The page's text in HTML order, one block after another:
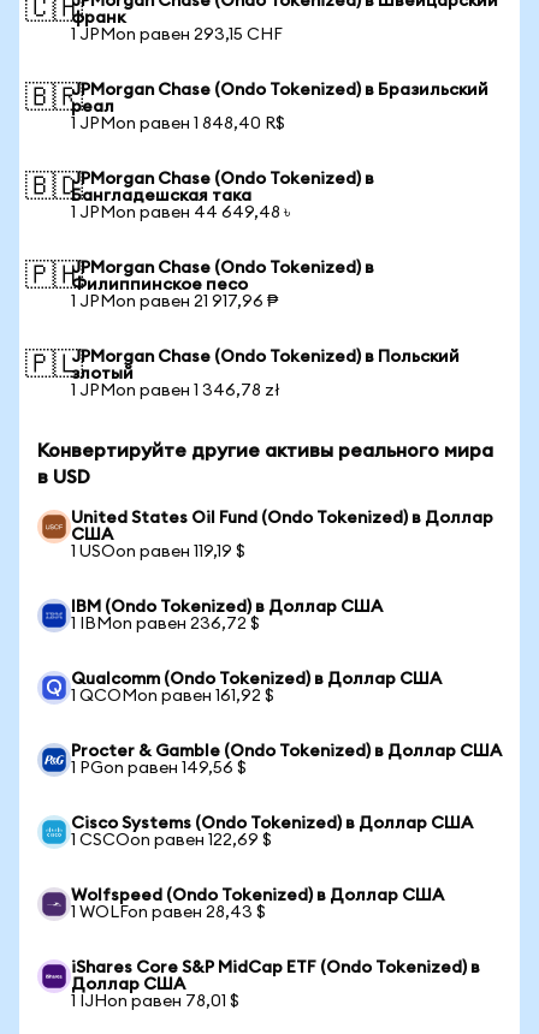
🇨🇭франк
1 JPMon равен 293,15 CHF
🇧🇷JPMorgan Chase (Ondo Tokenized) в Бразильский
реал
1 JPMon равен 1 848,40 R$
🇧🇩JPMorgan Chase (Ondo Tokenized) в
Бангладешская така
1 JPMon равен 44 649,48 ৳
🇵🇭JPMorgan Chase (Ondo Tokenized) в
Филиппинское песо
1 JPMon равен 21 917,96 ₱
🇵🇱JPMorgan Chase (Ondo Tokenized) в Польский
злотый
1 JPMon равен 1 346,78 zł
Конвертируйте другие активы реального мира
в USD
United States Oil Fund (Ondo Tokenized) в Доллар
США
1 USOon равен 119,19 $
IBM (Ondo Tokenized) в Доллар США
1 IBMon равен 236,72 $
Qualcomm (Ondo Tokenized) в Доллар США
1 QCOMon равен 161,92 $
Procter & Gamble (Ondo Tokenized) в Доллар США
1 PGon равен 149,56 $
Cisco Systems (Ondo Tokenized) в Доллар США
1 CSCOon равен 122,69 $
Wolfspeed (Ondo Tokenized) в Доллар США
1 WOLFon равен 28,43 $
iShares Core S&P MidCap ETF (Ondo Tokenized) в
Доллар США
1 IJHon равен 78,01 $